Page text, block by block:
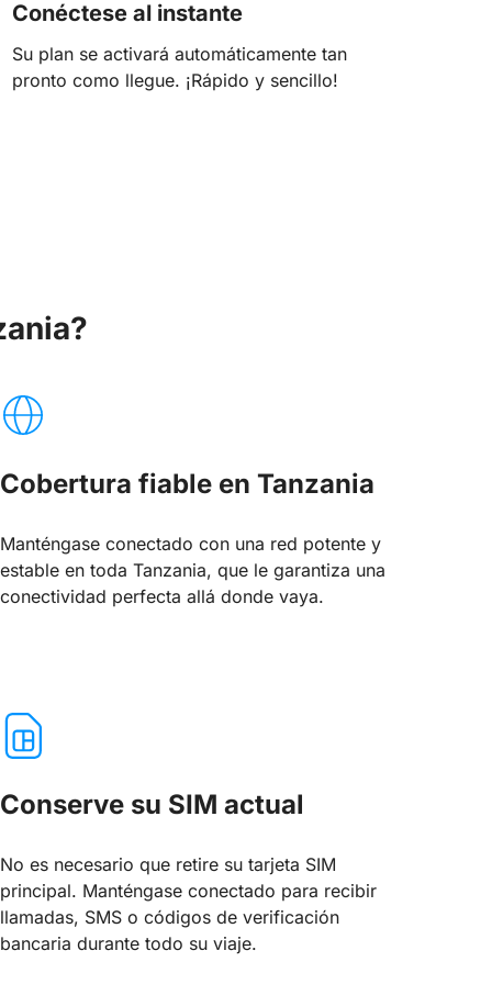
Conéctese al instante
Su plan se activará automáticamente tan
pronto como llegue. ¡Rápido y sencillo!
Cobertura fiable en Tanzania
Manténgase conectado con una red potente y
estable en toda Tanzania, que le garantiza una
conectividad perfecta allá donde vaya.
Conserve su SIM actual
No es necesario que retire su tarjeta SIM
principal. Manténgase conectado para recibir
llamadas, SMS o códigos de verificación
bancaria durante todo su viaje.